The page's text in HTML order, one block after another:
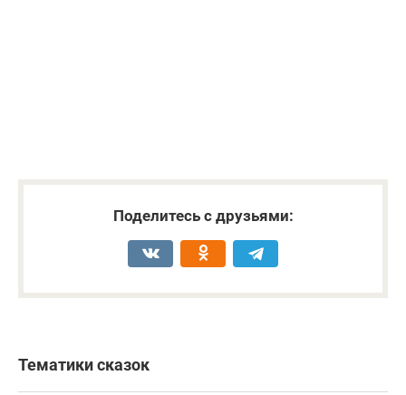
Поделитесь с друзьями:
Тематики сказок